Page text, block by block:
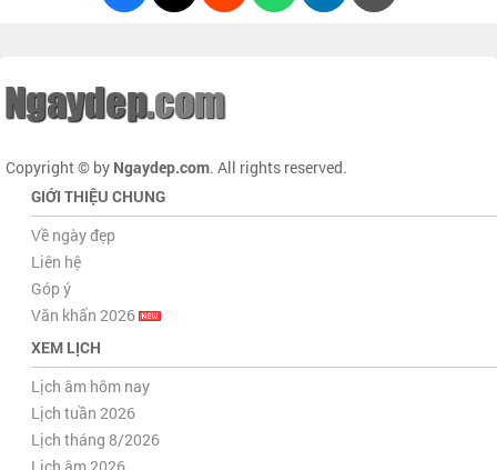
Copyright © by Ngaydep.com. All rights reserved.
GIỚI THIỆU CHUNG
Về ngày đẹp
Liên hệ
Góp ý
Văn khấn 2026
XEM LỊCH
Lịch âm hôm nay
Lịch tuần 2026
Lịch tháng 8/2026
Lịch âm 2026